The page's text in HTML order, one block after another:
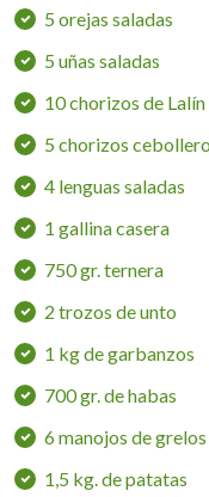
5 orejas saladas
5 uñas saladas
10 chorizos de Lalín
5 chorizos
4 lenguas saladas
1 gallina casera
750 gr. ternera
2 trozos de unto
1 kg de garbanzos
700 gr. de habas
6 manojos de grelos
1,5 kg. de patatas